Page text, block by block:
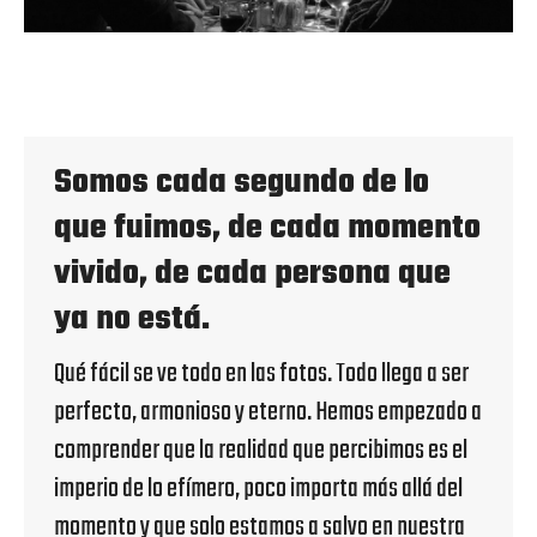
Somos cada segundo de lo
que fuimos, de cada momento
vivido, de cada persona que
ya no está.
Qué fácil se ve todo en las fotos. Todo llega a ser
perfecto, armonioso y eterno. Hemos empezado a
comprender que la realidad que percibimos es el
imperio de lo efímero, poco importa más allá del
momento y que solo estamos a salvo en nuestra